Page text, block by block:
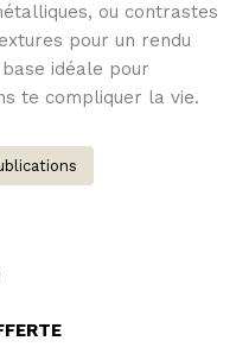
ou contrastes
pour un rendu
idéale pour
te compliquer la vie.